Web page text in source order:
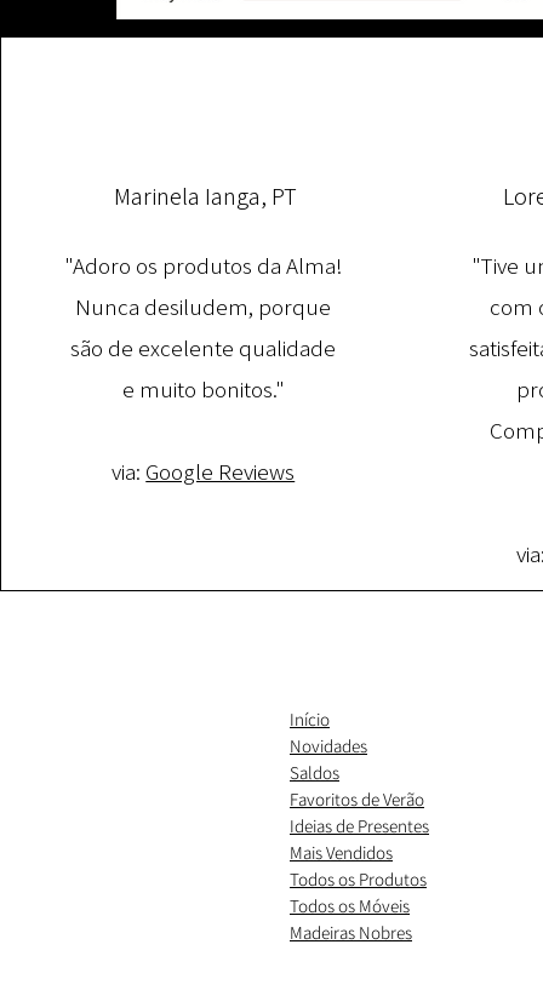
Marinela Ianga, PT
"Adoro os produtos da Alma!
Nunca desiludem, porque
são de excelente qualidade
e muito bonitos."
via: Google Reviews
"Tive
com
Início
Novidades
Saldos
Favoritos de Verão
Ideias de Presentes
​Mais Vendidos
Todos os Produtos
Todos os Móveis
Madeiras Nobres